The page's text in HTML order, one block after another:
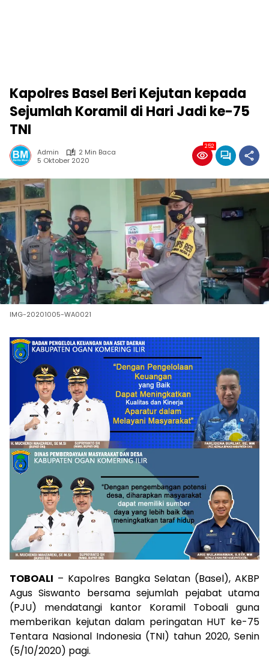
Kapolres Basel Beri Kejutan kepada
Sejumlah Koramil di Hari Jadi ke-75
TNI
Admin
2 Min Baca
5 Oktober 2020
252
IMG-20201005-WA0021
TOBOALI – Kapolres Bangka Selatan (Basel), AKBP
Agus Siswanto bersama sejumlah pejabat utama
(PJU) mendatangi kantor Koramil Toboali guna
memberikan kejutan dalam peringatan HUT ke-75
Tentara Nasional Indonesia (TNI) tahun 2020, Senin
(5/10/2020) pagi.